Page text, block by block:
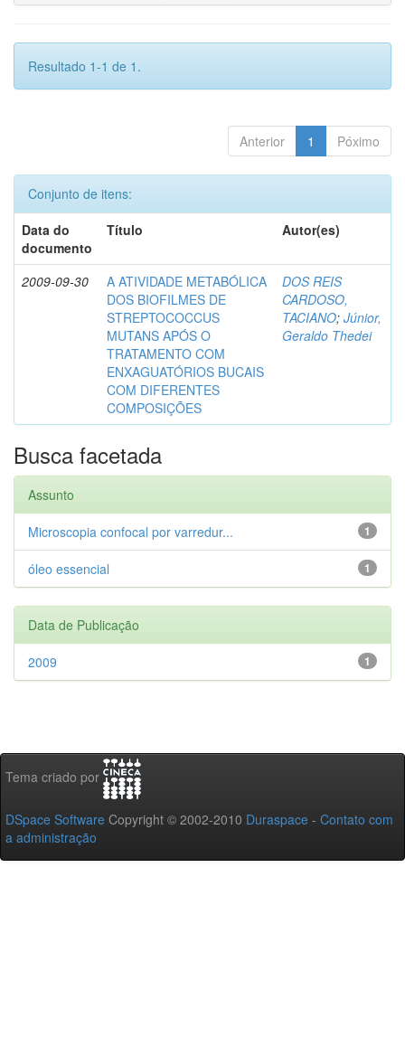
Resultado 1-1 de 1.
Anterior 1 Póximo
Conjunto de itens:
Data do
documento
Título Autor(es)
2009-09-30
A ATIVIDADE METABÓLICA
DOS BIOFILMES DE
STREPTOCOCCUS
MUTANS APÓS O
TRATAMENTO COM
ENXAGUATÓRIOS BUCAIS
COM DIFERENTES
COMPOSIÇÕES
DOS REIS
CARDOSO,
TACIANO; Júnior,
Geraldo Thedei
Busca facetada
Assunto
1
Microscopia confocal por varredur...
1
óleo essencial
Data de Publicação
1
2009
Tema criado por
DSpace Software Copyright © 2002-2010 Duraspace - Contato com
a administração